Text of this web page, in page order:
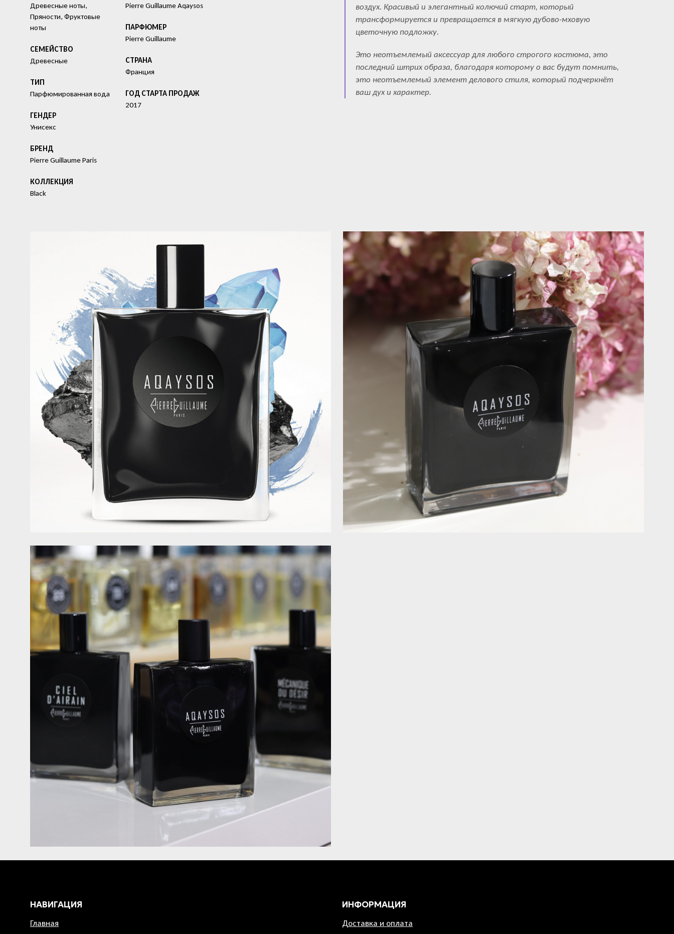
Древесные ноты,
Пряности, Фруктовые
ноты
СЕМЕЙСТВО
Древесные
ТИП
Парфюмированная вода
ГЕНДЕР
Унисекс
БРЕНД
Pierre Guillaume Paris
КОЛЛЕКЦИЯ
Black
Pierre Guillaume Aqaysos
ПАРФЮМЕР
Pierre Guillaume
СТРАНА
Франция
ГОД СТАРТА ПРОДАЖ
2017
воздух. Красивый и элегантный колючий старт, который
трансформируется и превращается в мягкую дубово-мховую
цветочную подложку.
Это неотъемлемый аксессуар для любого строгого костюма, это
последний штрих образа, благодаря которому о вас будут помнить,
это неотъемлемый элемент делового стиля, который подчеркнёт
ваш дух и характер.
НАВИГАЦИЯ
Главная
ИНФОРМАЦИЯ
Доставка и оплата